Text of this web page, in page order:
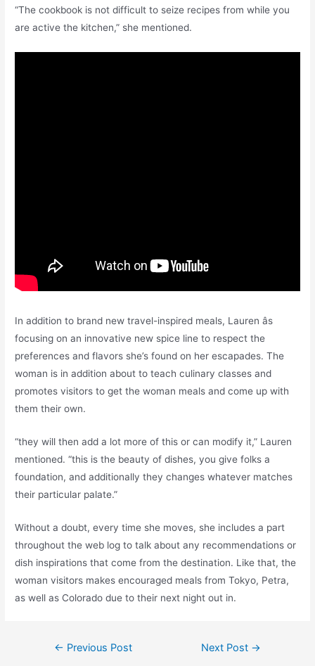
“The cookbook is not difficult to seize recipes from while you
are active the kitchen,” she mentioned.
In addition to brand new travel-inspired meals, Lauren âs
focusing on an innovative new spice line to respect the
preferences and flavors she’s found on her escapades. The
woman is in addition about to teach culinary classes and
promotes visitors to get the woman meals and come up with
them their own.
“they will then add a lot more of this or can modify it,” Lauren
mentioned. “this is the beauty of dishes, you give folks a
foundation, and additionally they changes whatever matches
their particular palate.”
Without a doubt, every time she moves, she includes a part
throughout the web log to talk about any recommendations or
dish inspirations that come from the destination. Like that, the
woman visitors makes encouraged meals from Tokyo, Petra,
as well as Colorado due to their next night out in.
Post← Previous Post Next Post →